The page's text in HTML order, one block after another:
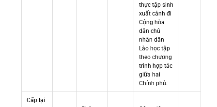
thực tập sinh
xuất cảnh đi
Cộng hòa
dân chủ
nhân dân
Lào học tập
theo chương
trình hợp tác
giữa hai
Chính phủ.
Cấp lại